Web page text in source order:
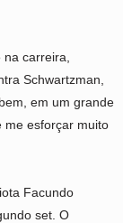
carreira,
Schwartzman,
em um grande
me esforçar muito
Facundo
set. O